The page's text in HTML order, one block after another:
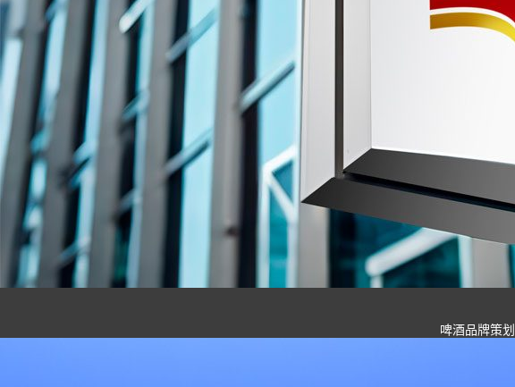
啤酒品牌策